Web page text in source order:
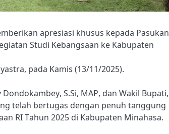
apresiasi khusus kepada Pasukan
Studi Kebangsaan ke Kabupaten
pada Kamis (13/11/2025).
S.Si, MAP, dan Wakil Bupati,
telah bertugas dengan penuh tanggung
RI Tahun 2025 di Kabupaten Minahasa.